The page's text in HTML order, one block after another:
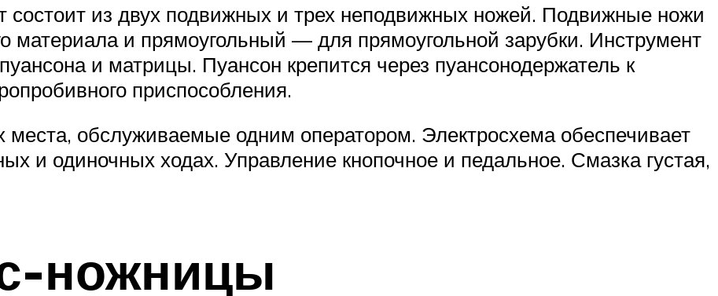
состоит из двух подвижных и трех неподвижных ножей. Подвижные ножи
материала и прямоугольный — для прямоугольной зарубки. Инструмент
и матрицы. Пуансон крепится через пуансонодержатель к
приспособления.
обслуживаемые одним оператором. Электросхема обеспечивает
и одиночных ходах. Управление кнопочное и педальное. Смазка густая,
ножницы